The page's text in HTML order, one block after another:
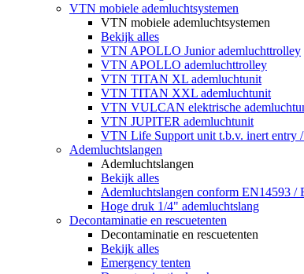
VTN mobiele ademluchtsystemen
VTN mobiele ademluchtsystemen
Bekijk alles
VTN APOLLO Junior ademluchttrolley
VTN APOLLO ademluchttrolley
VTN TITAN XL ademluchtunit
VTN TITAN XXL ademluchtunit
VTN VULCAN elektrische
VTN JUPITER ademluchtunit
VTN Life Support unit t.b.v. inert entry /
Ademluchtslangen
Ademluchtslangen
Bekijk alles
Ademluchtslangen conform EN14593 /
Hoge druk 1/4" ademluchtslang
Decontaminatie en rescuetenten
Decontaminatie en rescuetenten
Bekijk alles
Emergency tenten